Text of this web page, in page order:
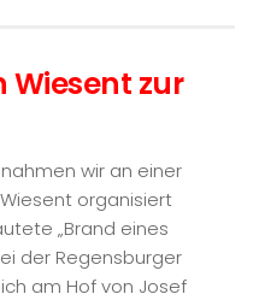
Wiesent zur
wir an einer
organisiert
„Brand eines
der Regensburger
am Hof von Josef